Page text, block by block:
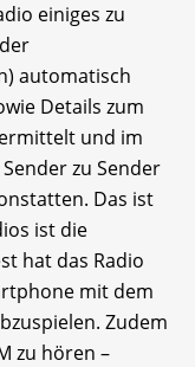
einiges zu
automatisch
Details zum
und im
zu Sender
Das ist
ist die
hat das Radio
mit dem
Zudem
zu hören –